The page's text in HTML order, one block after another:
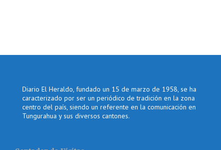
Diario El Heraldo, fundado un 15 de marzo de 1958, se ha
caracterizado por ser un periódico de tradición en la zona
centro del país, siendo un referente en la comunicación en
Tungurahua y sus diversos cantones.